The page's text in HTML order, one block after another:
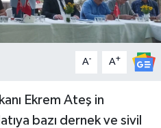
A- A+
Ekrem Ateş in
bazı dernek ve sivil